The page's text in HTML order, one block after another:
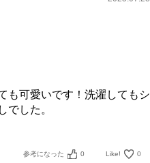
も可愛いです！洗濯してもシ
でした。
参考になった 0 Like! 0